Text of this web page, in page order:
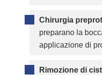
Chirurgia
preparano la
applicazione di
Rimozione di